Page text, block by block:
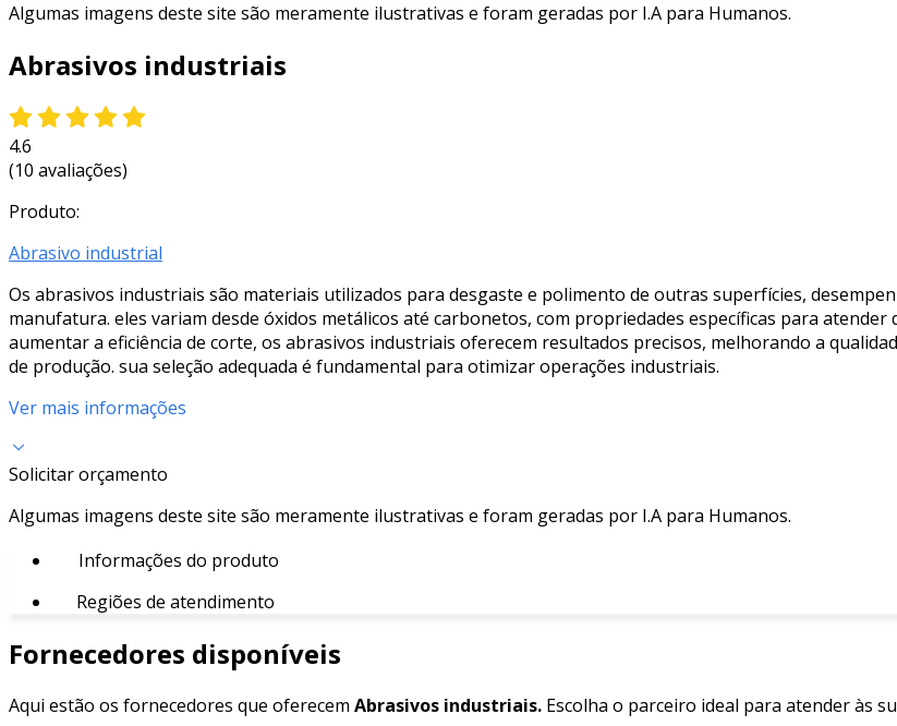
Algumas imagens deste site são meramente ilustrativas e foram geradas por I.A para Humanos.
Abrasivos industriais
4.6
(10 avaliações)
Produto:
Abrasivo industrial
Os abrasivos industriais são materiais utilizados para desgaste e polimento de outras superfícies,
manufatura. eles variam desde óxidos metálicos até carbonetos, com propriedades específicas para atender
aumentar a eficiência de corte, os abrasivos industriais oferecem resultados precisos, melhorando a
de produção. sua seleção adequada é fundamental para otimizar operações industriais.
Ver mais informações
Solicitar orçamento
Algumas imagens deste site são meramente ilustrativas e foram geradas por I.A para Humanos.
Informações do produto
Regiões de atendimento
Fornecedores disponíveis
Aqui estão os fornecedores que oferecem Abrasivos industriais. Escolha o parceiro ideal para atender às